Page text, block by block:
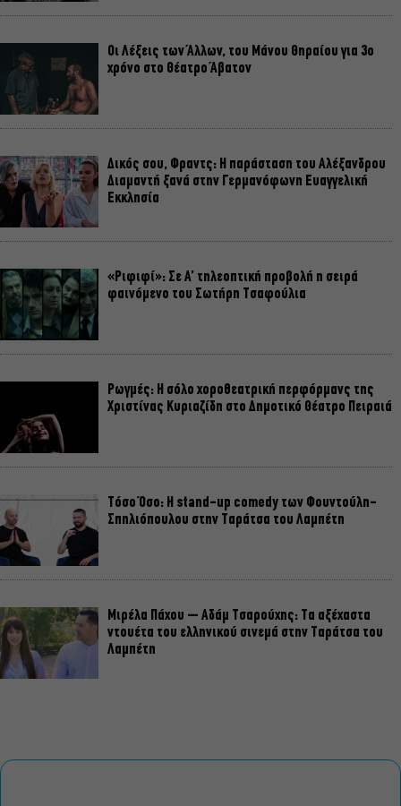
Οι Λέξεις των Άλλων, του Μάνου Θηραίου για 3ο
χρόνο στο Θέατρο Άβατον
Δικός σου, Φραντς: Η παράσταση του Αλέξανδρου
Διαμαντή ξανά στην Γερμανόφωνη Ευαγγελική
Εκκλησία
«Ριφιφί»: Σε Α’ τηλεοπτική προβολή η σειρά
φαινόμενο του Σωτήρη Τσαφούλια
Ρωγμές: Η σόλο χοροθεατρική περφόρμανς της
Χριστίνας Κυριαζίδη στο Δημοτικό Θέατρο Πειραιά
Τόσο Όσο: Η stand-up comedy των Φουντούλη-
Σπηλιόπουλου στην Ταράτσα του Λαμπέτη
Μιρέλα Πάχου – Αδάμ Τσαρούχης: Τα αξέχαστα
ντουέτα του ελληνικού σινεμά στην Ταράτσα του
Λαμπέτη